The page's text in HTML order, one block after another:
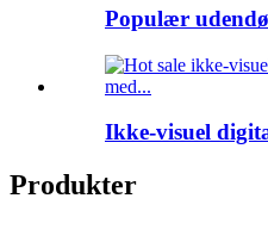
Populær
Ikke-visuel
Produkter